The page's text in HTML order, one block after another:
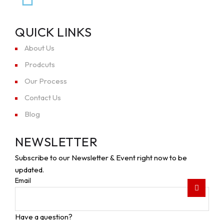
QUICK LINKS
About Us
Prodcuts
Our Process
Contact Us
Blog
NEWSLETTER
Subscribe to our Newsletter & Event right now to be
updated.
Email
Have a question?